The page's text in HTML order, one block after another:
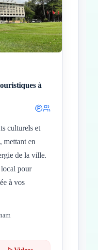
à
culturels et
mettant en
de la ville.
pour
à vos